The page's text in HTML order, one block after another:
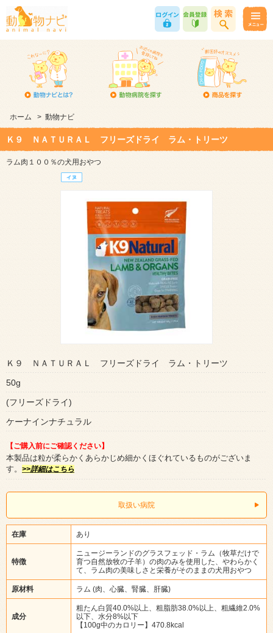
ホーム > 動物ナビ
Ｋ９ ＮＡＴＵＲＡＬ フリーズドライ ラム・トリーツ
ラム肉１００％の犬用おやつ
Ｋ９ ＮＡＴＵＲＡＬ フリーズドライ ラム・トリーツ
50g
(フリーズドライ)
ケーナインナチュラル
【ご購入前にご確認ください】
本製品は粒が柔らかくあらかじめ細かくほぐれているものがございま
す。 >>詳細はこちら
取扱い病院
在庫 あり
特徴
ニュージーランドのグラスフェッド・ラム（牧草だけで
育つ自然放牧の子羊）の肉のみを使用した、やわらかく
て、ラム肉の美味しさと栄養がそのままの犬用おやつ
原材料 ラム (肉、心臓、腎臓、肝臓)
成分
粗たん白質40.0%以上、粗脂肪38.0%以上、粗繊維2.0%
以下、水分8%以下
【100g中のカロリー】470.8kcal